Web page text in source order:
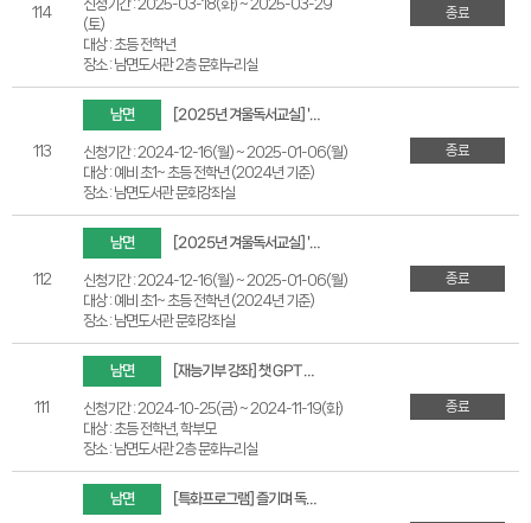
114
신청기간 : 2025-03-18(화) ~ 2025-03-29
(토)
대상 : 초등 전학년
장소 : 남면도서관 2층 문화누리실
종료
113
남면 [2025년 겨울독서교실] '시작의 이름' 을 읽고 2025 달력 만들기 (예비 초1~ 초등 전학년)
신청기간 : 2024-12-16(월) ~ 2025-01-06(월)
대상 : 예비 초1~ 초등 전학년 (2024년 기준)
장소 : 남면도서관 문화강좌실
종료
112
남면 [2025년 겨울독서교실] '눈이 오면' 을 읽고 2025 달력 만들기 (예비 초1~초등 전학년)
신청기간 : 2024-12-16(월) ~ 2025-01-06(월)
대상 : 예비 초1~ 초등 전학년 (2024년 기준)
장소 : 남면도서관 문화강좌실
종료
111
남면 [재능기부 강좌] 챗 GPT를 활용한 남면의 파브르 곤충기 작성하기
신청기간 : 2024-10-25(금) ~ 2024-11-19(화)
대상 : 초등 전학년, 학부모
장소 : 남면도서관 2층 문화누리실
종료
남면 [특화프로그램] 즐기며 독서토론하는 기후·환경 러닝